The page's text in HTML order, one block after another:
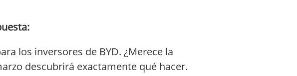
los inversores de BYD. ¿Merece la
descubrirá exactamente qué hacer.